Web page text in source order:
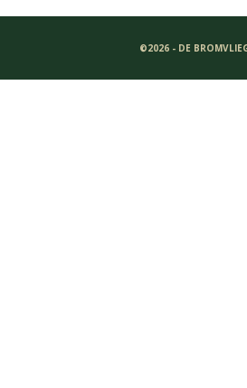
©2026 - DE